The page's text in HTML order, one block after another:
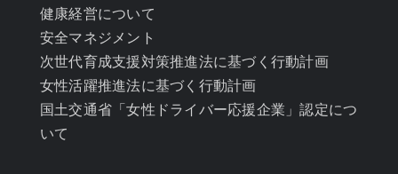
健康経営について
安全マネジメント
次世代育成支援対策推進法に基づく行動計画
女性活躍推進法に基づく行動計画
国土交通省「女性ドライバー応援企業」認定につ
いて